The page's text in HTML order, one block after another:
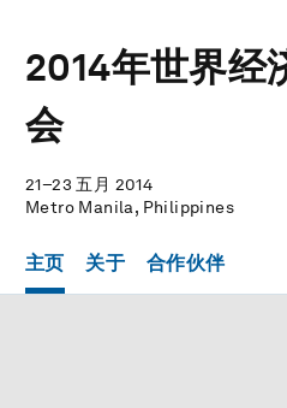
2014年世界经
会
21–23 五月 2014
Metro Manila, Philippines
主页 关于 合作伙伴